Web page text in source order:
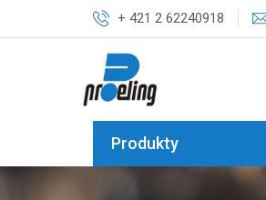
+ 421 2 62240918
Produkty